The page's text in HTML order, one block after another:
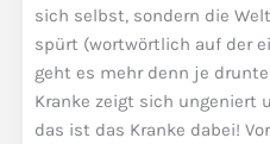
sich selbst, sondern die
spürt (wortwörtlich auf der
geht es mehr denn je
Kranke zeigt sich ungeniert
das ist das Kranke dabei!